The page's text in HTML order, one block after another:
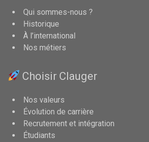
Qui sommes-nous ?
Historique
À l’international
Nos métiers
Choisir Clauger
Nos valeurs
Évolution de carrière
Recrutement et intégration
Étudiants